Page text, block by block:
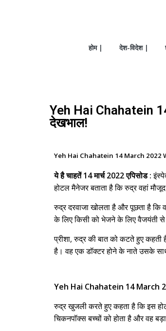
होम | देश-विदेश |
Yeh Hai Chahatein
देखभाल!
Yeh Hai Chahatein 14 March
ये है चाहतें 14 मार्च 2022 एपिसोड :
होटल मैनेजर बताता है कि रुद्र वहां
रुद्र दरवाजा खोलता है और पूछता है
के लिए किसी को भेजने के लिए वैजयंती
प्रीशा, रुद्र की बात को कटते हुए कहती
है। वह एक डॉक्टर होने के नाते उसके
Yeh Hai Chahatein 14
रुद्र खुजली करते हुए कहता है कि इस
चिकनपॉक्स बच्चों को होता है और वह